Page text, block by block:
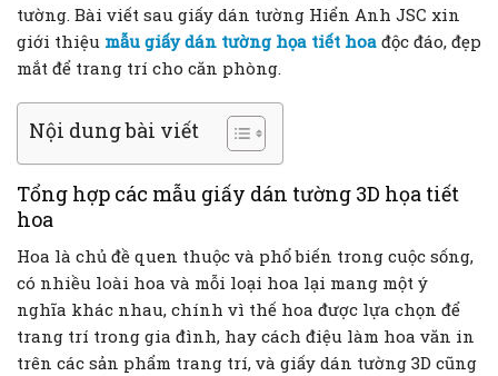
tường. Bài viết sau giấy dán tường Hiển Anh JSC xin
giới thiệu mẫu giấy dán tường họa tiết hoa độc đáo, đẹp
mắt để trang trí cho căn phòng.
Nội dung bài viết
Tổng hợp các mẫu giấy dán tường 3D họa tiết
hoa
Hoa là chủ đề quen thuộc và phổ biến trong cuộc sống,
có nhiều loài hoa và mỗi loại hoa lại mang một ý
nghĩa khác nhau, chính vì thế hoa được lựa chọn để
trang trí trong gia đình, hay cách điệu làm hoa văn in
trên các sản phẩm trang trí, và giấy dán tường 3D cũng